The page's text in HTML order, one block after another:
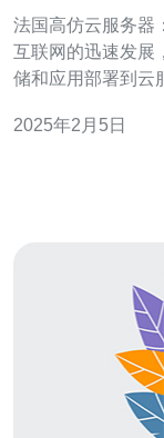
法国高仿云服务器
互联网的迅速发展
储和应用部署到云
服务器，为您提供高
2025年2月5日